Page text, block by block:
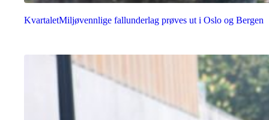
KvartaletMiljøvennlige fallunderlag prøves ut i Oslo og Bergen